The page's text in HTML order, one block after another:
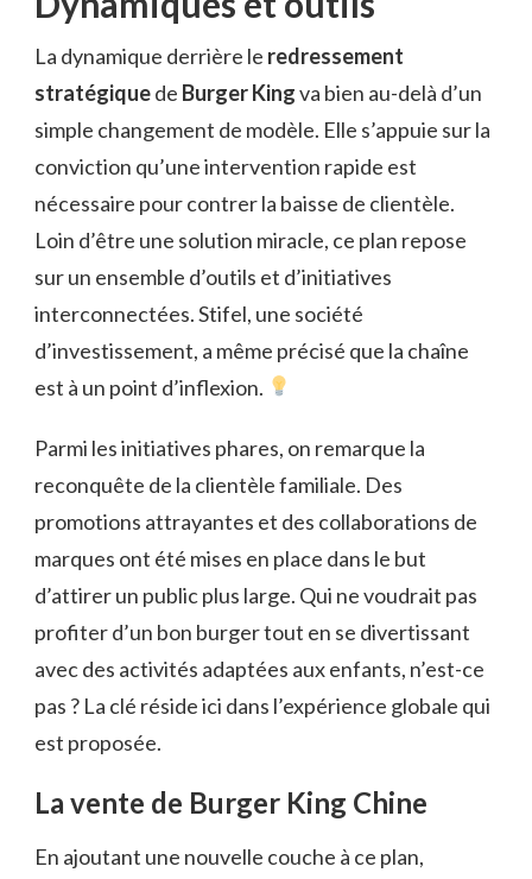
La dynamique derrière le redressement
stratégiquede Burger Kingva bien au-delà d’un
simple changement de modèle. Elle s’appuie sur la
conviction qu’une intervention rapide est
nécessaire pour contrer la baisse de clientèle.
Loin d’être une solution miracle, ce plan repose
sur un ensemble d’outils et d’initiatives
interconnectées. Stifel, une société
d’investissement, a même précisé que la chaîne
est à un point d’inflexion.
Parmi les initiatives phares, on remarque la
reconquête de la clientèle familiale. Des
promotions attrayantes et des collaborations de
marques ont été mises en place dans le but
d’attirer un public plus large. Qui ne voudrait pas
profiter d’un bon burger tout en se divertissant
avec des activités adaptées aux enfants, n’est-ce
pas ? La clé réside ici dans l’expérience globale qui
est proposée.
La vente de Burger King Chine
En ajoutant une nouvelle couche à ce plan,